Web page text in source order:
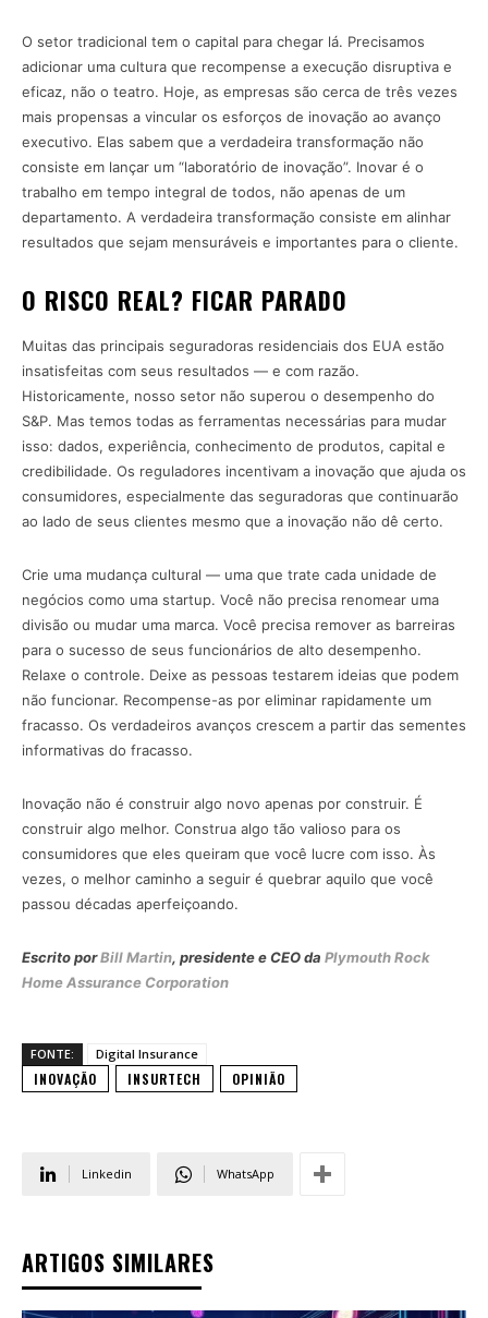
O setor tradicional tem o capital para chegar lá. Precisamos
adicionar uma cultura que recompense a execução disruptiva e
eficaz, não o teatro. Hoje, as empresas são cerca de três vezes
mais propensas a vincular os esforços de inovação ao avanço
executivo. Elas sabem que a verdadeira transformação não
consiste em lançar um “laboratório de inovação”. Inovar é o
trabalho em tempo integral de todos, não apenas de um
departamento. A verdadeira transformação consiste em alinhar
resultados que sejam mensuráveis e importantes para o cliente.
O RISCO REAL? FICAR PARADO
Muitas das principais seguradoras residenciais dos EUA estão
insatisfeitas com seus resultados — e com razão.
Historicamente, nosso setor não superou o desempenho do
S&P. Mas temos todas as ferramentas necessárias para mudar
isso: dados, experiência, conhecimento de produtos, capital e
credibilidade. Os reguladores incentivam a inovação que ajuda os
consumidores, especialmente das seguradoras que continuarão
ao lado de seus clientes mesmo que a inovação não dê certo.
Crie uma mudança cultural — uma que trate cada unidade de
negócios como uma startup. Você não precisa renomear uma
divisão ou mudar uma marca. Você precisa remover as barreiras
para o sucesso de seus funcionários de alto desempenho.
Relaxe o controle. Deixe as pessoas testarem ideias que podem
não funcionar. Recompense-as por eliminar rapidamente um
fracasso. Os verdadeiros avanços crescem a partir das sementes
informativas do fracasso.
Inovação não é construir algo novo apenas por construir. É
construir algo melhor. Construa algo tão valioso para os
consumidores que eles queiram que você lucre com isso. Às
vezes, o melhor caminho a seguir é quebrar aquilo que você
passou décadas aperfeiçoando.
Escrito porBill Martin, presidente e CEO da Plymouth Rock
Home Assurance Corporation
FONTE: Digital Insurance
INOVAÇÃO INSURTECH OPINIÃO
Linkedin WhatsApp
ARTIGOS SIMILARES